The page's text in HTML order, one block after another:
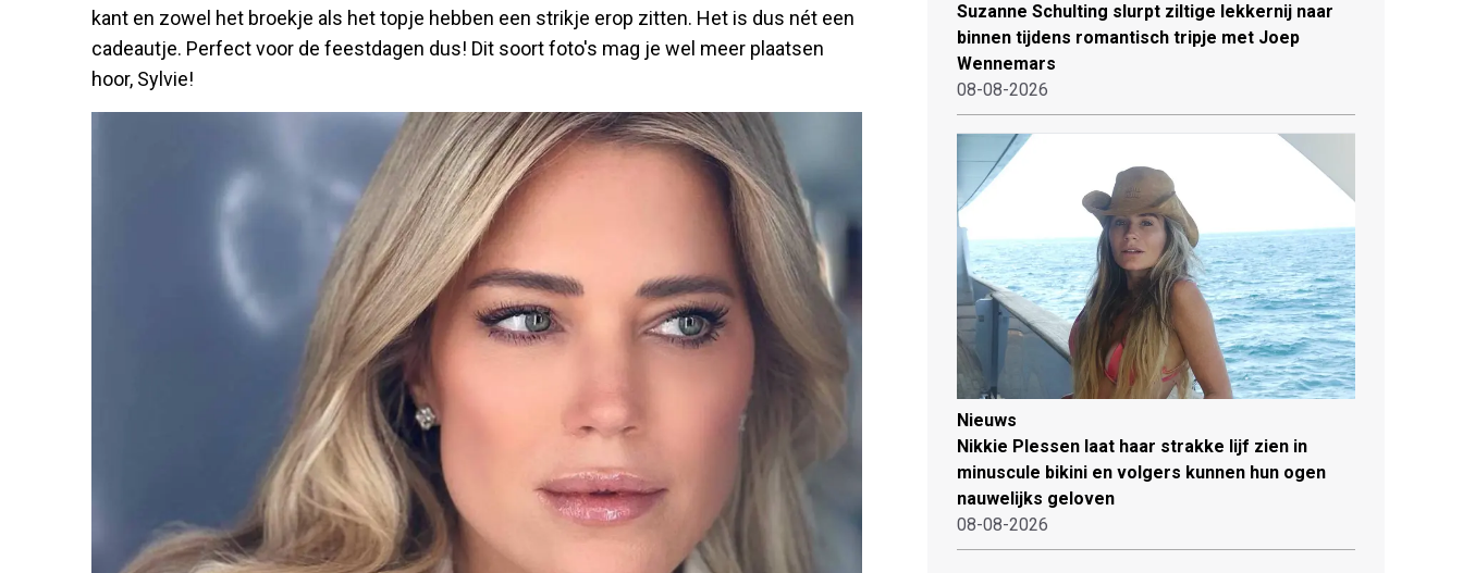
kant en zowel het broekje als het topje hebben een strikje erop zitten. Het is dus nét een
cadeautje. Perfect voor de feestdagen dus! Dit soort foto's mag je wel meer plaatsen
hoor, Sylvie!
Suzanne Schulting slurpt ziltige lekkernij naar
binnen tijdens romantisch tripje met Joep
Wennemars
08-08-2026
Nieuws
Nikkie Plessen laat haar strakke lijf zien in
minuscule bikini en volgers kunnen hun ogen
nauwelijks geloven
08-08-2026